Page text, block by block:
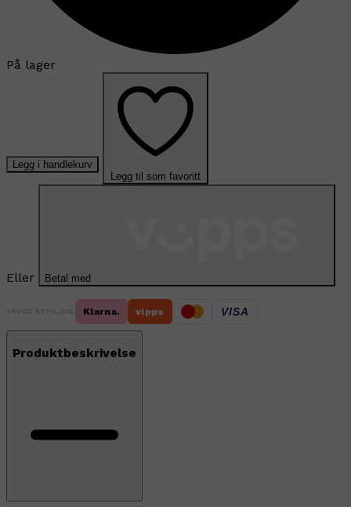
På lager
Legg i handlekurv
Legg til som favoritt
Eller Betal med
TRYGG BETALING Klarna. vipps VISA
Produktbeskrivelse